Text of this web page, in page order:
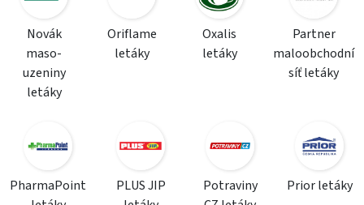
Novák
maso-
uzeniny
letáky
Oriflame
letáky
Oxalis
letáky
Partner
maloobchodní
síť letáky
PharmaPoint
PLUS JIP
Potraviny
Prior letáky